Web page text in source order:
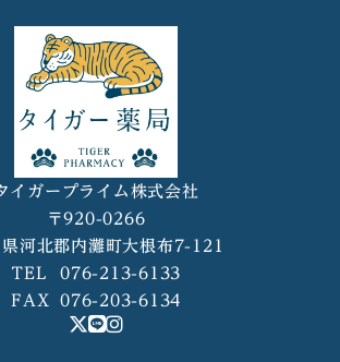
イガープライム株式会社
〒920-0266
河北郡内灘町大根布7-121
TEL 076-213-6133
FAX 076-203-6134